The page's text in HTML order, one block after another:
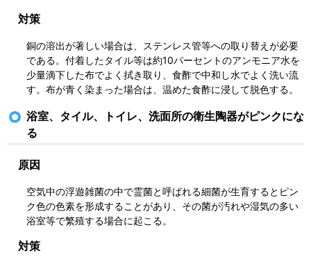
対策
銅の溶出が著しい場合は、ステンレス管等への取り替えが必要
である。付着したタイル等は約10パーセントのアンモニア水を
少量滴下した布でよく拭き取り、食酢で中和し水でよく洗い流
す。布が青く染まった場合は、温めた食酢に浸して脱色する。
浴室、タイル、トイレ、洗面所の衛生陶器がピンクにな
る
原因
空気中の浮遊雑菌の中で霊菌と呼ばれる細菌が生育するとピン
ク色の色素を形成することがあり、その菌が汚れや湿気の多い
浴室等で繁殖する場合に起こる。
対策